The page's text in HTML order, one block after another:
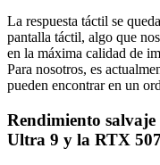
La respuesta táctil se
pantalla táctil, algo que
en la máxima calidad de
Para nosotros, es
pueden encontrar en un
Rendimiento
Ultra 9 y la RTX